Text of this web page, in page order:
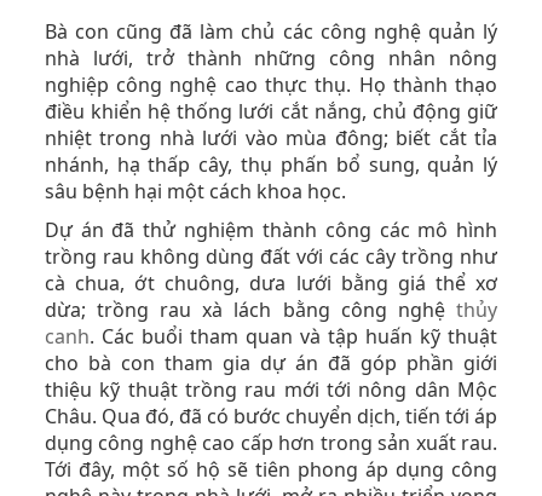
Bà con cũng đã làm chủ các công nghệ quản lý
nhà lưới, trở thành những công nhân nông
nghiệp công nghệ cao thực thụ. Họ thành thạo
điều khiển hệ thống lưới cắt nắng, chủ động giữ
nhiệt trong nhà lưới vào mùa đông; biết cắt tỉa
nhánh, hạ thấp cây, thụ phấn bổ sung, quản lý
sâu bệnh hại một cách khoa học.
Dự án đã thử nghiệm thành công các mô hình
trồng rau không dùng đất với các cây trồng như
cà chua, ớt chuông, dưa lưới bằng giá thể xơ
dừa; trồng rau xà lách bằng công nghệthủy
canh. Các buổi tham quan và tập huấn kỹ thuật
cho bà con tham gia dự án đã góp phần giới
thiệu kỹ thuật trồng rau mới tới nông dân Mộc
Châu. Qua đó, đã có bước chuyển dịch, tiến tới áp
dụng công nghệ cao cấp hơn trong sản xuất rau.
Tới đây, một số hộ sẽ tiên phong áp dụng công